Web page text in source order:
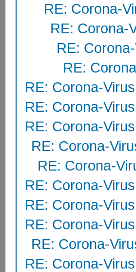
RE: Corona-
RE: Corona-
RE:
RE:
RE: Corona-
RE: Corona-
RE: Corona-
RE: Corona-
RE: Corona-
RE: Corona-
RE: Corona-
RE: Corona-
RE: Corona-
RE: Corona-